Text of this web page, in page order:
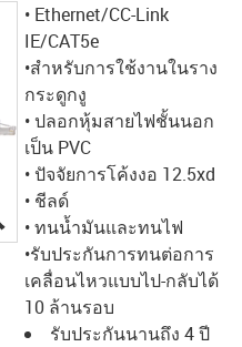
igus-icon-lupe
• Ethernet/CC-Link
IE/CAT5e
•สำหรับการใช้งานในราง
กระดูกงู
• ปลอกหุ้มสายไฟชั้นนอก
เป็น PVC
• ปัจจัยการโค้งงอ 12.5xd
• ชีลด์
• ทนน้ำมันและทนไฟ
•รับประกันการทนต่อการ
เคลื่อนไหวแบบไป-กลับได้
10 ล้านรอบ
รับประกันนานถึง 4 ปี